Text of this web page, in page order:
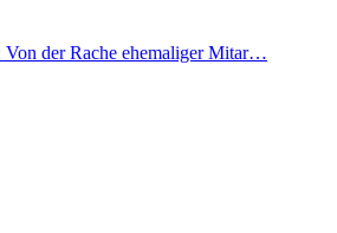
Von der Rache ehemaliger Mitar…